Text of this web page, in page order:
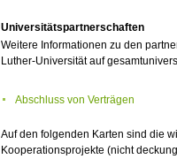
Universitätspartnerschaften
Weitere Informationen zu den
Luther-Universität auf
Abschluss von Verträgen
Auf den folgenden Karten sind die
Kooperationsprojekte (nicht